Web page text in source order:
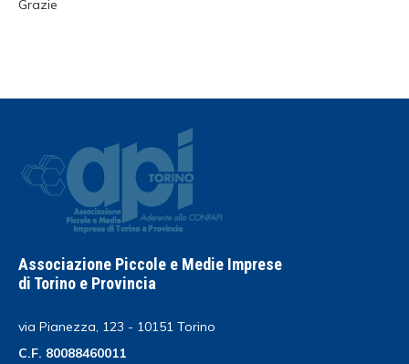
Grazie
Associazione Piccole e Medie Imprese
di Torino e Provincia
via Pianezza, 123 - 10151 Torino
C.F. 80088460011